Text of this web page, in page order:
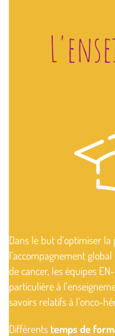
Dans le but d’optimiser
l’accompagnement
de cancer, les équipes
particulière à
savoirs relatifs à l’onco-
Différentstemps de